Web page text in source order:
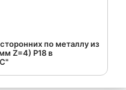
Z=4) Р18 в